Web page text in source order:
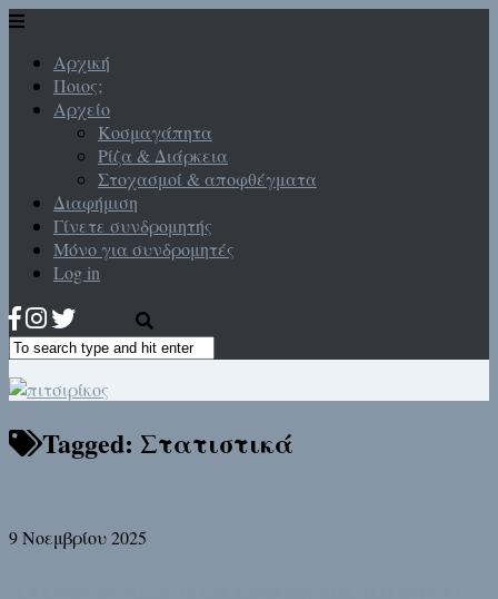
Αρχική
Ποιος;
Αρχείο
Κοσμαγάπητα
Ρίζα & Διάρκεια
Στοχασμοί & αποφθέγματα
Διαφήμιση
Γίνετε συνδρομητής
Μόνο για συνδρομητές
Log in
Tagged: Στατιστικά
9 Νοεμβρίου 2025